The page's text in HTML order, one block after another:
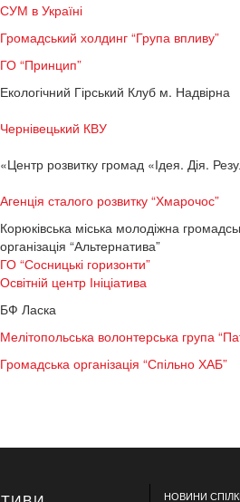
СУМ в Україні
Громадський холдинг “Група впливу”
ГО “Принцип”
Екологічний Гірський Клуб м. Надвірна
Чернівецький КВУ
«Центр розвитку громад «Ідея. Дія.
Агенція сталого розвитку “Хмарочос”
Корюківська міська молодіжна
організація “Альтернатива”
ГО “Сосницькі горизонти”
Освітній центр Ініціатива
БФ Ласка
Мелітопольська волонтерська група
Громадська організація “Спільно ХАБ”
НОВИНИ